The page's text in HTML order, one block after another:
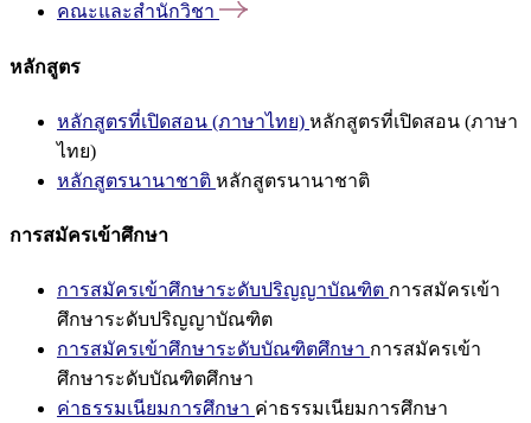
คณะและสำนักวิชา
หลักสูตร
หลักสูตรที่เปิดสอน (ภาษาไทย) หลักสูตรที่เปิดสอน (ภาษา
ไทย)
หลักสูตรนานาชาติ หลักสูตรนานาชาติ
การสมัครเข้าศึกษา
การสมัครเข้าศึกษาระดับปริญญาบัณฑิต การสมัครเข้า
ศึกษาระดับปริญญาบัณฑิต
การสมัครเข้าศึกษาระดับบัณฑิตศึกษา การสมัครเข้า
ศึกษาระดับบัณฑิตศึกษา
ค่าธรรมเนียมการศึกษา ค่าธรรมเนียมการศึกษา